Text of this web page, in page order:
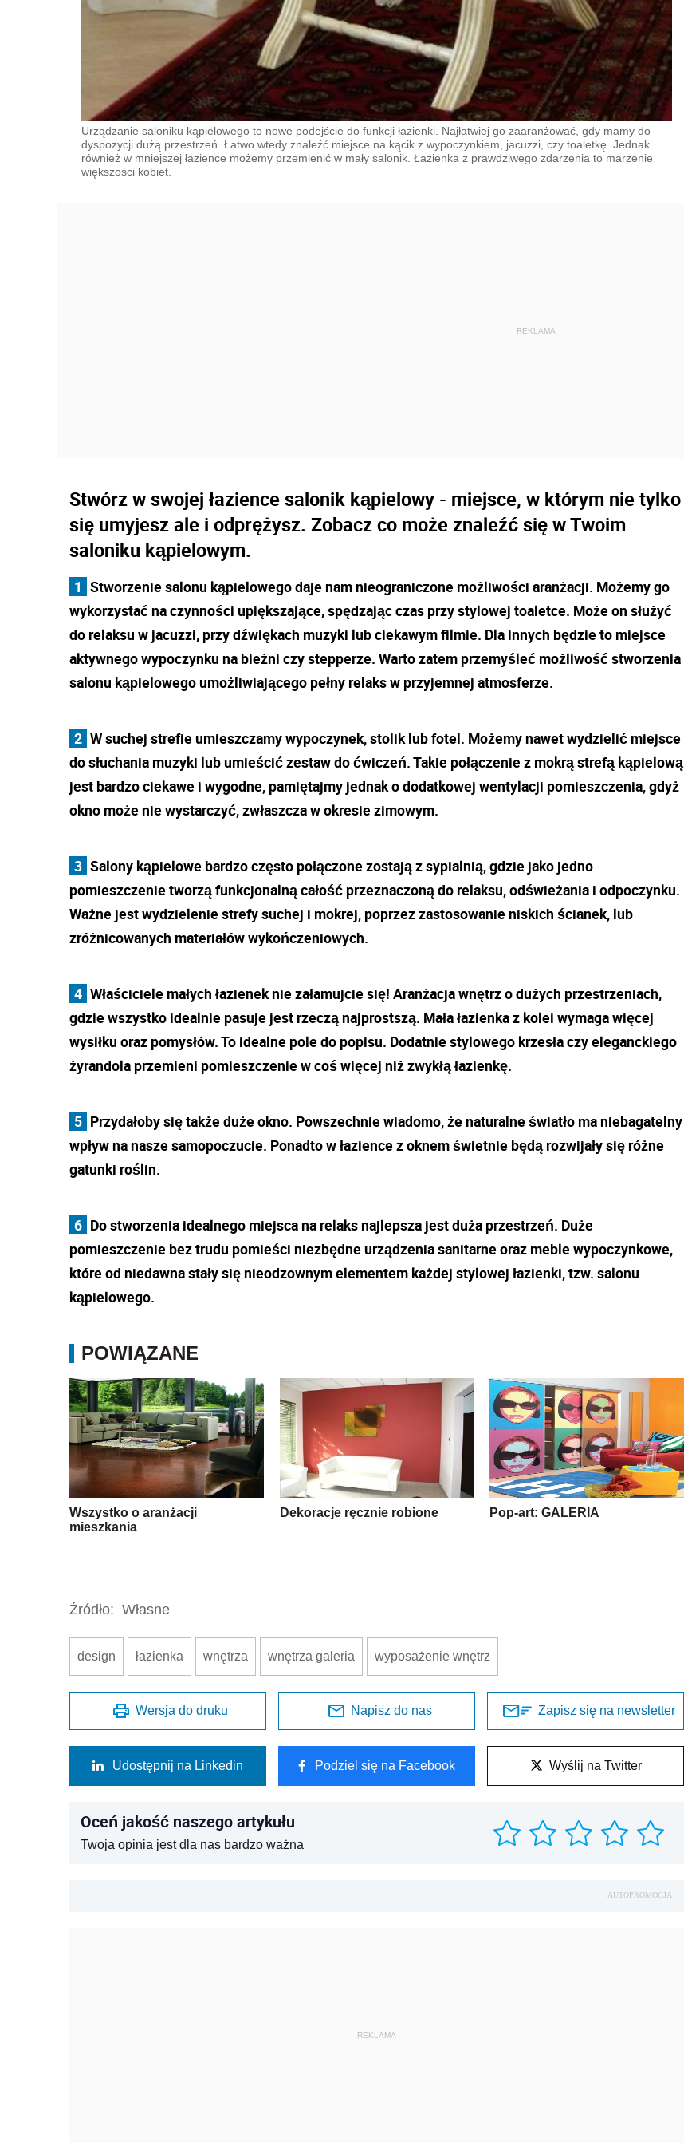
Urządzanie saloniku kąpielowego to nowe podejście do funkcji łazienki. Najłatwiej go zaaranżować, gdy mamy do
dyspozycji dużą przestrzeń. Łatwo wtedy znaleźć miejsce na kącik z wypoczynkiem, jacuzzi, czy toaletkę. Jednak
również w mniejszej łazience możemy przemienić w mały salonik. Łazienka z prawdziwego zdarzenia to marzenie
większości kobiet.
Stwórz w swojej łazience salonik kąpielowy - miejsce, w którym nie tylko
się umyjesz ale i odprężysz. Zobacz co może znaleźć się w Twoim
saloniku kąpielowym.
1 Stworzenie salonu kąpielowego daje nam nieograniczone możliwości aranżacji. Możemy go
wykorzystać na czynności upiększające, spędzając czas przy stylowej toaletce. Może on służyć
do relaksu w jacuzzi, przy dźwiękach muzyki lub ciekawym filmie. Dla innych będzie to miejsce
aktywnego wypoczynku na bieżni czy stepperze. Warto zatem przemyśleć możliwość stworzenia
salonu kąpielowego umożliwiającego pełny relaks w przyjemnej atmosferze.
2 W suchej strefie umieszczamy wypoczynek, stolik lub fotel. Możemy nawet wydzielić miejsce
do słuchania muzyki lub umieścić zestaw do ćwiczeń. Takie połączenie z mokrą strefą kąpielową
jest bardzo ciekawe i wygodne, pamiętajmy jednak o dodatkowej wentylacji pomieszczenia, gdyż
okno może nie wystarczyć, zwłaszcza w okresie zimowym.
3 Salony kąpielowe bardzo często połączone zostają z sypialnią, gdzie jako jedno
pomieszczenie tworzą funkcjonalną całość przeznaczoną do relaksu, odświeżania i odpoczynku.
Ważne jest wydzielenie strefy suchej i mokrej, poprzez zastosowanie niskich ścianek, lub
zróżnicowanych materiałów wykończeniowych.
4 Właściciele małych łazienek nie załamujcie się! Aranżacja wnętrz o dużych przestrzeniach,
gdzie wszystko idealnie pasuje jest rzeczą najprostszą. Mała łazienka z kolei wymaga więcej
wysiłku oraz pomysłów. To idealne pole do popisu. Dodatnie stylowego krzesła czy eleganckiego
żyrandola przemieni pomieszczenie w coś więcej niż zwykłą łazienkę.
5 Przydałoby się także duże okno. Powszechnie wiadomo, że naturalne światło ma niebagatelny
wpływ na nasze samopoczucie. Ponadto w łazience z oknem świetnie będą rozwijały się różne
gatunki roślin.
6 Do stworzenia idealnego miejsca na relaks najlepsza jest duża przestrzeń. Duże
pomieszczenie bez trudu pomieści niezbędne urządzenia sanitarne oraz meble wypoczynkowe,
które od niedawna stały się nieodzownym elementem każdej stylowej łazienki, tzw. salonu
kąpielowego.
POWIĄZANE
Wszystko o aranżacji
mieszkania
Dekoracje ręcznie robione Pop-art: GALERIA
Źródło: Własne
design łazienka wnętrza wnętrza galeria wyposażenie wnętrz
Wersja do druku Napisz do nas Zapisz się na newsletter
Udostępnij na Linkedin Podziel się na Facebook Wyślij na Twitter
Oceń jakość naszego artykułu
Twoja opinia jest dla nas bardzo ważna
AUTOPROMOCJA
REKLAMA